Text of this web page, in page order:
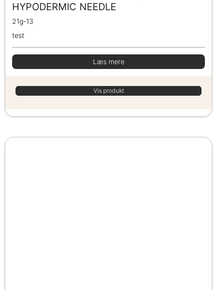
HYPODERMIC NEEDLE
21g-13
test
Læs mere
Vis produkt